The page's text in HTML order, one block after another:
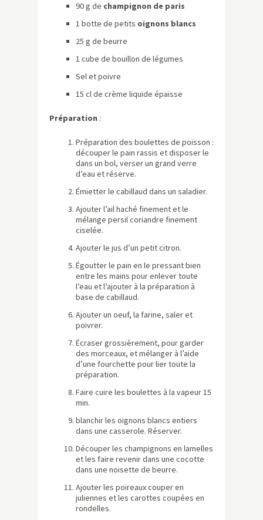
90 g de champignon de paris
1 botte de petits oignons blancs
25 g de beurre
1 cube de bouillon de légumes
Sel et poivre
15 cl de crème liquide épaisse
Préparation :
Préparation des boulettes de poisson :
découper le pain rassis et disposer le
dans un bol, verser un grand verre
d’eau et réserve.
Émietter le cabillaud dans un saladier.
Ajouter l’ail haché finement et le
mélange persil coriandre finement
ciselée.
Ajouter le jus d’un petit citron.
Égoutter le pain en le pressant bien
entre les mains pour enlever toute
l’eau et l’ajouter à la préparation à
base de cabillaud.
Ajouter un oeuf, la farine, saler et
poivrer.
Écraser grossièrement, pour garder
des morceaux, et mélanger à l’aide
d’une fourchette pour lier toute la
préparation.
Faire cuire les boulettes à la vapeur 15
min.
blanchir les oignons blancs entiers
dans une casserole. Réserver.
Découper les champignons en lamelles
et les faire revenir dans une cocotte
dans une noisette de beurre.
Ajouter les poireaux couper en
juliennes et les carottes coupées en
rondelles.